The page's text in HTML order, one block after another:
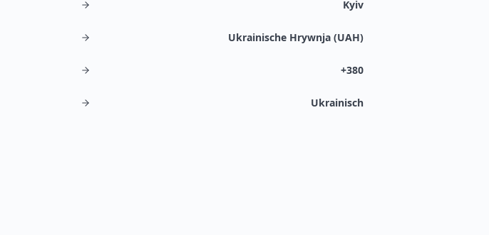
Kyiv
Ukrainische Hrywnja (UAH)
+380
Ukrainisch